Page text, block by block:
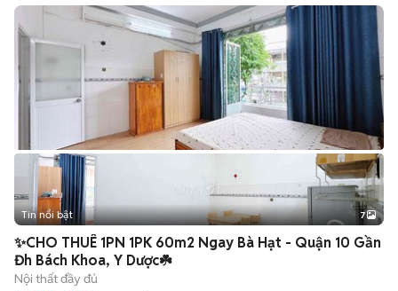
+2
Tin nổi bật 7
✨CHO THUÊ 1PN 1PK 60m2 Ngay Bà Hạt - Quận 10 Gần
Đh Bách Khoa, Y Dược☘️
Nội thất đầy đủ